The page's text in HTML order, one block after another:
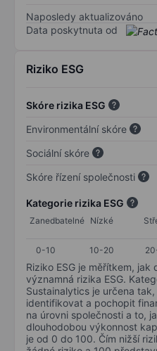
Naposledy aktualizováno
Data poskytnuta od
Riziko ESG
Skóre rizika ESG
Environmentální skóre
Sociální skóre
Skóre řízení společnosti
Kategorie rizika ESG
Zanedbatelné Nízké
0-10
10-20
Riziko ESG je měřítkem,
významná rizika ESG.
Sustainalytics je určena
identifikovat a pochopit
na úrovni společnosti a to,
dlouhodobou výkonnost
je od 0 do 100. Čím nižší